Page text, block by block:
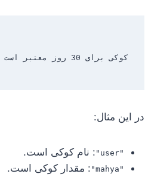
در این مثال:
"user" : نام کوکی است.
"mahya" : مقدار کوکی است.